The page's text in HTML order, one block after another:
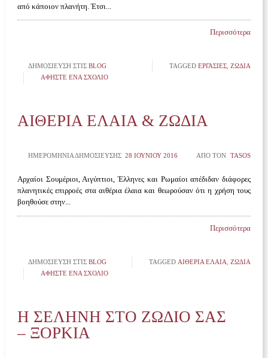
από κάποιον πλανήτη. Έτσι...
Περισσότερα
ΔΗΜΟΣΊΕΥΣΗ ΣΤΙΣ BLOG TAGGEDΕΡΓΑΣΊΕΣ ,ΖΩΔΙΑ
ΑΦΉΣΤΕ ΈΝΑ ΣΧΌΛΙΟ
ΑΙΘΕΡΙΑ ΕΛΑΙΑ & ΖΩΔΙΑ
ΗΜΕΡΟΜΗΝΊΑ ΔΗΜΟΣΊΕΥΣΗΣ 28 ΙΟΥΝΊΟΥ 2016 ΑΠΌ ΤΟΝ TASOS
Αρχαίοι Σουμέριοι, Αιγύπτιοι, Έλληνες και Ρωμαίοι απέδιδαν διάφορες
πλανητικές επιρροές στα αιθέρια έλαια και θεωρούσαν ότι η χρήση τους
βοηθούσε στην...
Περισσότερα
ΔΗΜΟΣΊΕΥΣΗ ΣΤΙΣ BLOG TAGGED ΑΙΘΈΡΙΑ ΈΛΑΙΑ ,ΖΩΔΙΑ
ΑΦΉΣΤΕ ΈΝΑ ΣΧΌΛΙΟ
Η ΣΕΛΉΝΗ ΣΤΟ ΖΏΔΙΟ ΣΑΣ
– ΞΌΡΚΙΑ